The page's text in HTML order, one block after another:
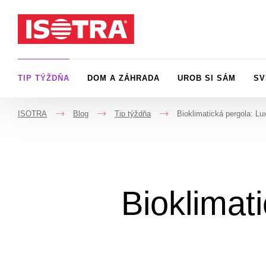
TIP TÝŽDŇA DOM A ZÁHRADA UROB SI SÁM
ISOTRA
->
Blog
->
Tip týždňa
->
Bioklimatická pergola: